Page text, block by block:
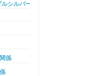
シルバーを使った癌プロトコル
係